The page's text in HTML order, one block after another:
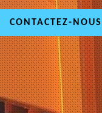
CONTACTEZ-